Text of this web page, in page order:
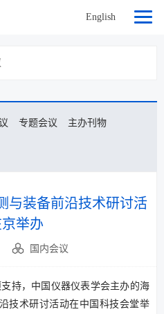
English
专题会议 主办刊物
与装备前沿技术研讨活
举办
国内会议
持，中国仪器仪表学会主办的海
技术研讨活动在中国科技会堂举